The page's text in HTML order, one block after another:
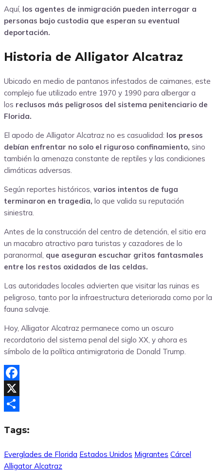
Aquí, los agentes de inmigración pueden interrogar a
personas bajo custodia que esperan su eventual
deportación.
Historia de Alligator Alcatraz
Ubicado en medio de pantanos infestados de caimanes, este
complejo fue utilizado entre 1970 y 1990 para albergar a
los reclusos más peligrosos del sistema penitenciario de
Florida.
El apodo de Alligator Alcatraz no es casualidad: los presos
debían enfrentar no solo el riguroso confinamiento, sino
también la amenaza constante de reptiles y las condiciones
climáticas adversas.
Según reportes históricos, varios intentos de fuga
terminaron en tragedia, lo que valida su reputación
siniestra.
Antes de la construcción del centro de detención, el sitio era
un macabro atractivo para turistas y cazadores de lo
paranormal, que aseguran escuchar gritos fantasmales
entre los restos oxidados de las celdas.
Las autoridades locales advierten que visitar las ruinas es
peligroso, tanto por la infraestructura deteriorada como por la
fauna salvaje.
Hoy, Alligator Alcatraz permanece como un oscuro
recordatorio del sistema penal del siglo XX, y ahora es
símbolo de la política antimigratoria de Donald Trump.
Facebook
X
Tags:
Everglades de Florida Estados Unidos Migrantes Cárcel
Alligator Alcatraz